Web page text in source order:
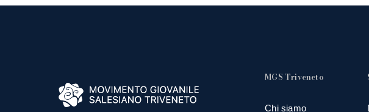
MGS Triveneto
Chi siamo